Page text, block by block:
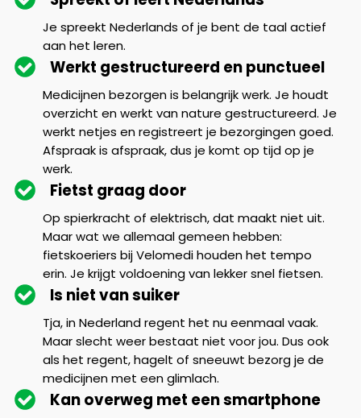
Je spreekt Nederlands of je bent de taal actief
aan het leren.
Werkt gestructureerd en punctueel
Medicijnen bezorgen is belangrijk werk. Je houdt
overzicht en werkt van nature gestructureerd. Je
werkt netjes en registreert je bezorgingen goed.
Afspraak is afspraak, dus je komt op tijd op je
werk.
Fietst graag door
Op spierkracht of elektrisch, dat maakt niet uit.
Maar wat we allemaal gemeen hebben:
fietskoeriers bij Velomedi houden het tempo
erin. Je krijgt voldoening van lekker snel fietsen.
Is niet van suiker
Tja, in Nederland regent het nu eenmaal vaak.
Maar slecht weer bestaat niet voor jou. Dus ook
als het regent, hagelt of sneeuwt bezorg je de
medicijnen met een glimlach.
Kan overweg met een smartphone